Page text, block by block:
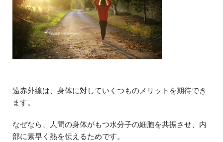
遠赤外線は、身体に対していくつものメリットを期待でき
ます。
なぜなら、人間の身体がもつ水分子の細胞を共振させ、内
部に素早く熱を伝えるためです。